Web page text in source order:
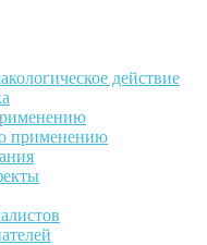
действие
применению